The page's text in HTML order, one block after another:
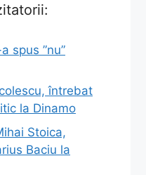
spus ”nu”
întrebat
la Dinamo
Stoica,
Baciu la